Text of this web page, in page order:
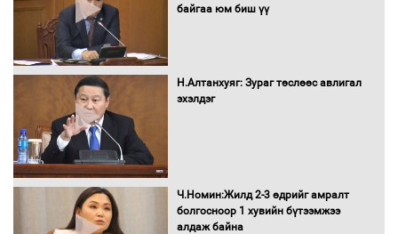
шилжиж, найр наадам, зөвлөгөөн,
гадаад томилолтыг хориглолоо
байгаа юм биш үү
Н.Алтанхуяг: Зураг төслөөс авлигал
эхэлдэг
Ч.Номин:Жилд 2-3 өдрийг амралт
болгосноор 1 хувийн бүтээмжээ
алдаж байна